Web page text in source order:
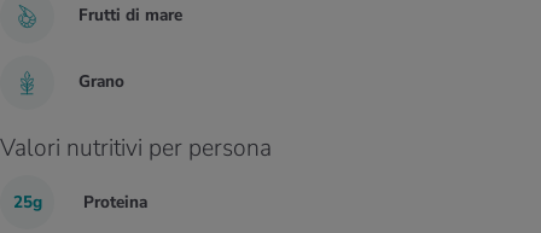
Frutti di mare
Grano
Valori nutritivi per persona
25g Proteina